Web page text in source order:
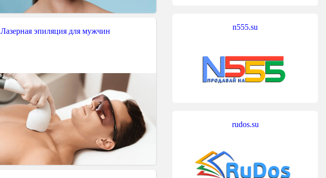
Лазерная эпиляция для мужчин n555.su
rudos.su